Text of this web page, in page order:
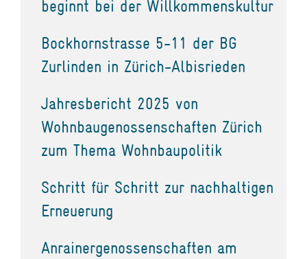
beginnt bei der Willkommenskultur
Bockhornstrasse 5-11 der BG
Zurlinden in Zürich-Albisrieden
Jahresbericht 2025 von
Wohnbaugenossenschaften Zürich
zum Thema Wohnbaupolitik
Schritt für Schritt zur nachhaltigen
Erneuerung
Anrainergenossenschaften am